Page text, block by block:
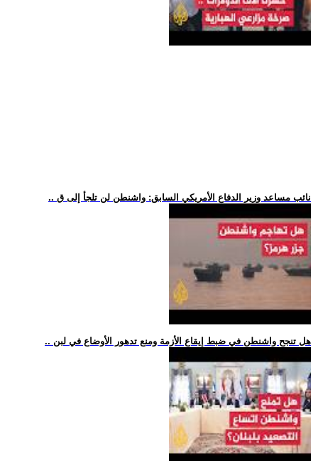
.. نائب مساعد وزير الدفاع الأمريكي السابق: واشنطن لن تلجأ إلى ق
.. هل تنجح واشنطن في ضبط إيقاع الأزمة ومنع تدهور الأوضاع في لبن